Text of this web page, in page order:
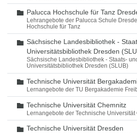
Ordner
Palucca Hochschule für Tanz
Lehrangebote der Palucca Schule
Hochschule für Tanz
Ordner
Sächsische Landesbibliothek -
Universitätsbibliothek Dresden
Sächsische Landesbibliothek - Staats-
Universitätsbibliothek Dresden (SLUB)
Ordner
Technische Universität
Lernangebote der TU Bergakademie
Ordner
Technische Universität Chemnitz
Lernangebote der Technische Universität
Ordner
Technische Universität Dresden